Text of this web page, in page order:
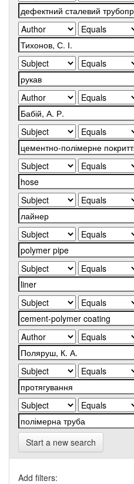
Start a new search
Add filters: